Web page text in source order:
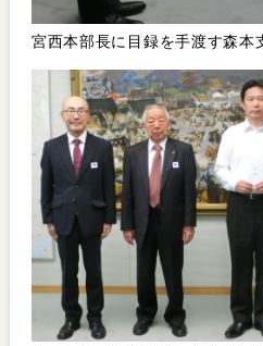
宮西本部長に目録を手渡す森本